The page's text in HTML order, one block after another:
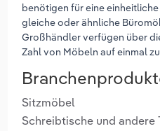
benötigen für eine
gleiche oder ähnliche
Großhändler verfügen über
Zahl von Möbeln auf einmal
Sitzmöbel
Schreibtische und andere